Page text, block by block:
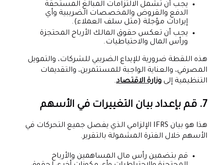
يجب أن تشمل الالتزامات المبالغ المستحقة
الدفع والقروض والمخصصات الضريبية وأي
إيرادات مؤجلة (مثل سلف العملاء).
يجب أن تعكس حقوق المالك الأرباح المحتجزة
ورأس المال والاحتياطيات.
هذه اللقطة ضرورية للإيداع الضريبي للشركات، والتمويل
المصرفي، والعناية الواجبة للمستثمرين، والتقديمات
التنظيمية إلىوزارة الاقتصاد.
7. قم بإعداد بيان التغييرات في الأسهم
هذا هو بيان IFRS الإلزامي الذي يفصل جميع التحركات في
الأسهم خلال الفترة المشمولة بالتقرير.
قم بتضمين رأس مال المساهمين والأرباح